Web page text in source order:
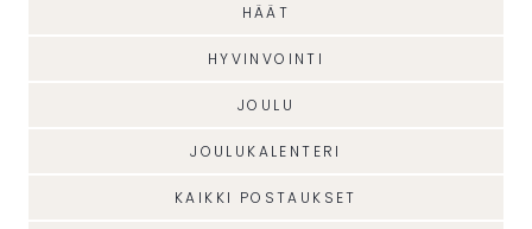
HÄÄT
HYVINVOINTI
JOULU
JOULUKALENTERI
KAIKKI POSTAUKSET